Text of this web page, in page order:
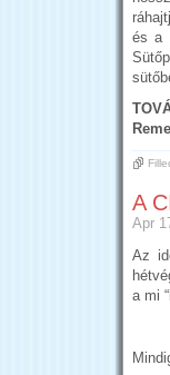
és a
A
Apr
Az
a mi